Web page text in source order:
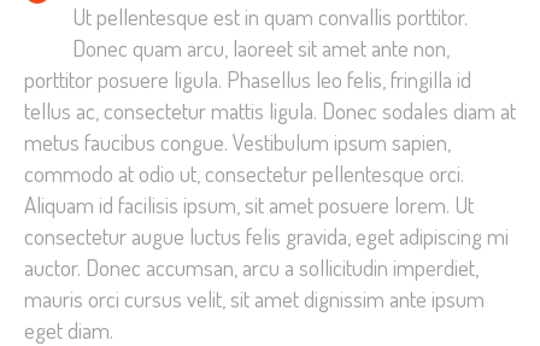
Ut pellentesque est in quam convallis porttitor.
Donec quam arcu, laoreet sit amet ante non,
porttitor posuere ligula. Phasellus leo felis, fringilla id
tellus ac, consectetur mattis ligula. Donec sodales diam at
metus faucibus congue. Vestibulum ipsum sapien,
commodo at odio ut, consectetur pellentesque orci.
Aliquam id facilisis ipsum, sit amet posuere lorem. Ut
consectetur augue luctus felis gravida, eget adipiscing mi
auctor. Donec accumsan, arcu a sollicitudin imperdiet,
mauris orci cursus velit, sit amet dignissim ante ipsum
eget diam.